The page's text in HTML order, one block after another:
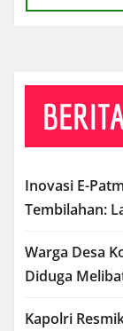
Inovasi E-
Tembilahan:
Warga Desa
Diduga
Kapolri